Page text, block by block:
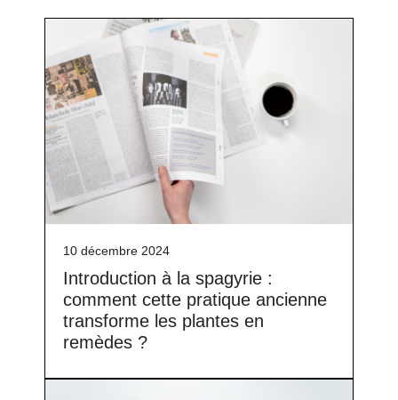
10 décembre 2024
Introduction à la spagyrie :
comment cette pratique ancienne
transforme les plantes en
remèdes ?